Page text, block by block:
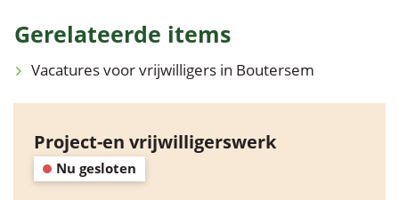
Gerelateerde items
Vacatures voor vrijwilligers in Boutersem
Contact
Project-en vrijwilligerswerk
Nu gesloten